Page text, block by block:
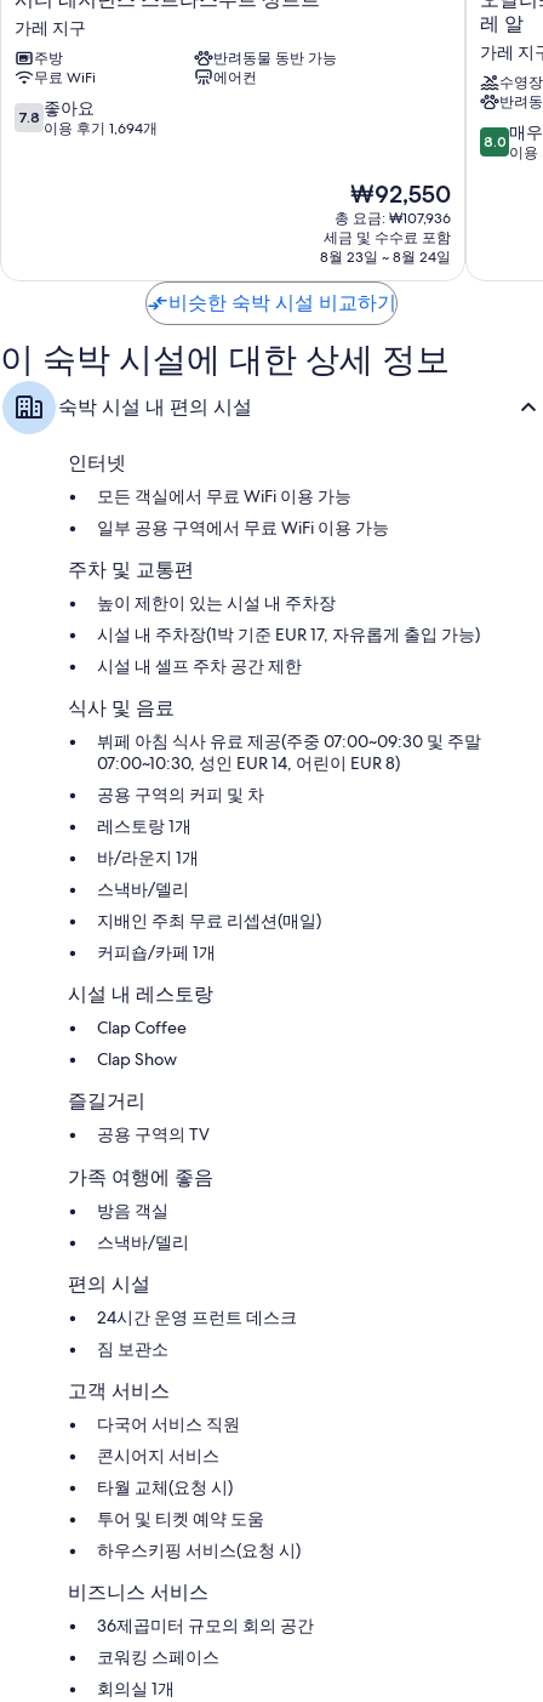
티
레
지
던
스
스
트
레
지
구
가레 지구
주방
반려동물 동반 가능
무료 WiFi
에어컨
10
점
아
용
후
기
1,694
개
7.8 좋아요
이용 후기 1,694개
현
재
요
금
₩92,550
₩92,550
총 요금: ₩107,936
세금 및 수수료 포함
8월 23일 ~ 8월 24일
달
리
스
시
티
아
파
스
레 알
가레 지
수영장
반려
10
점
매
8.0 매
이용
비슷한 숙박 시설 비교하기
이 숙박 시설에 대한 상세 정보
숙박 시설 내 편의 시설
인터넷
모든 객실에서 무료 WiFi 이용 가능
일부 공용 구역에서 무료 WiFi 이용 가능
주차 및 교통편
높이 제한이 있는 시설 내 주차장
시설 내 주차장(1박 기준 EUR 17, 자유롭게 출입 가능)
시설 내 셀프 주차 공간 제한
식사 및 음료
뷔페 아침 식사 유료 제공(주중 07:00~09:30 및 주말
07:00~10:30, 성인 EUR 14, 어린이 EUR 8)
공용 구역의 커피 및 차
레스토랑 1개
바/라운지 1개
스낵바/델리
지배인 주최 무료 리셉션(매일)
커피숍/카페 1개
시설 내 레스토랑
Clap Coffee
Clap Show
즐길거리
공용 구역의 TV
가족 여행에 좋음
방음 객실
스낵바/델리
편의 시설
24시간 운영 프런트 데스크
짐 보관소
고객 서비스
다국어 서비스 직원
콘시어지 서비스
타월 교체(요청 시)
투어 및 티켓 예약 도움
하우스키핑 서비스(요청 시)
비즈니스 서비스
36제곱미터 규모의 회의 공간
코워킹 스페이스
회의실 1개